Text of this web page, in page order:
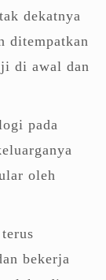
dekatnya
ditempatkan
di awal dan
pada
oleh
bekerja